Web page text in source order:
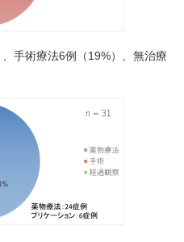
手術療法6例（19%）、無治療